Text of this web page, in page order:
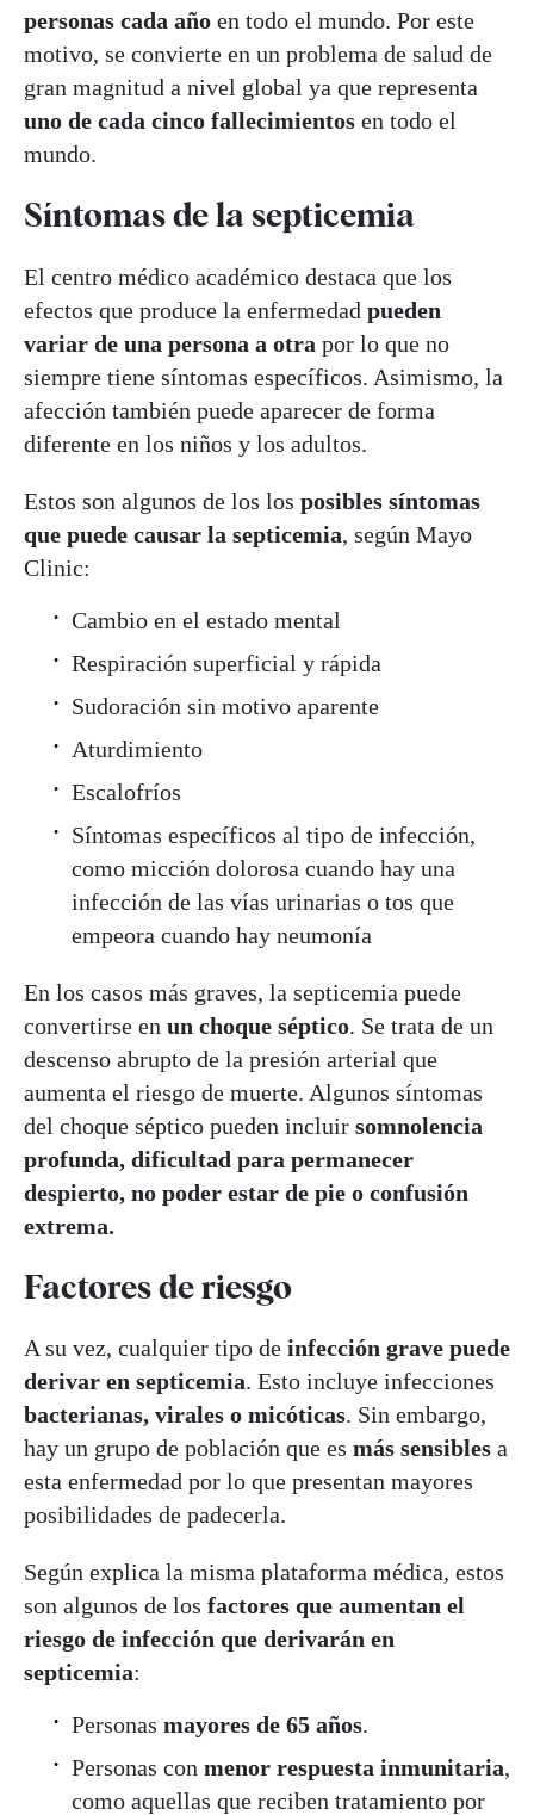
personas cada año en todo el mundo. Por este
motivo, se convierte en un problema de salud de
gran magnitud a nivel global ya que representa
uno de cada cinco fallecimientos en todo el
mundo.
Síntomas de la septicemia
El centro médico académico destaca que los
efectos que produce la enfermedad pueden
variar de una persona a otra por lo que no
siempre tiene síntomas específicos. Asimismo, la
afección también puede aparecer de forma
diferente en los niños y los adultos.
Estos son algunos de los los posibles síntomas
que puede causar la septicemia, según Mayo
Clinic:
Cambio en el estado mental
Respiración superficial y rápida
Sudoración sin motivo aparente
Aturdimiento
Escalofríos
Síntomas específicos al tipo de infección,
como micción dolorosa cuando hay una
infección de las vías urinarias o tos que
empeora cuando hay neumonía
En los casos más graves, la septicemia puede
convertirse en un choque séptico. Se trata de un
descenso abrupto de la presión arterial que
aumenta el riesgo de muerte. Algunos síntomas
del choque séptico pueden incluir somnolencia
profunda, dificultad para permanecer
despierto, no poder estar de pie o confusión
extrema.
Factores de riesgo
A su vez, cualquier tipo de infección grave puede
derivar en septicemia. Esto incluye infecciones
bacterianas, virales o micóticas. Sin embargo,
hay un grupo de población que es más sensibles a
esta enfermedad por lo que presentan mayores
posibilidades de padecerla.
Según explica la misma plataforma médica, estos
son algunos de los factores que aumentan el
riesgo de infección que derivarán en
septicemia:
Personas mayores de 65 años.
Personas con menor respuesta inmunitaria,
como aquellas que reciben tratamiento por